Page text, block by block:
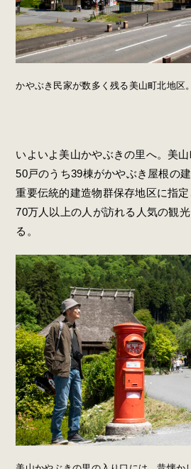
かやぶき民家が数多く残る美山町北地区。
いよいよ美山かやぶきの里へ。美
50戸のうち39棟がかやぶき屋根の
重要伝統的建造物群保存地区に指
70万人以上の人が訪れる人気の観
る。